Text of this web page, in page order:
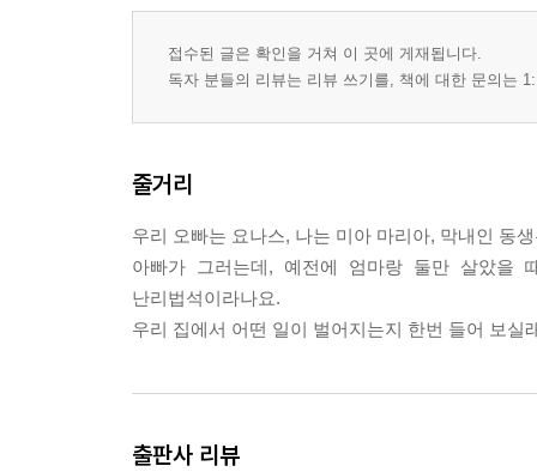
접수된 글은 확인을 거쳐 이 곳에 게재됩니다.
독자 분들의 리뷰는 리뷰 쓰기를, 책에 대한 문의는
줄거리
우리 오빠는 요나스, 나는 미아 마리아, 막내인 동
아빠가 그러는데, 예전에 엄마랑 둘만 살았을
난리법석이라나요.
우리 집에서 어떤 일이 벌어지는지 한번 들어 보실
출판사 리뷰